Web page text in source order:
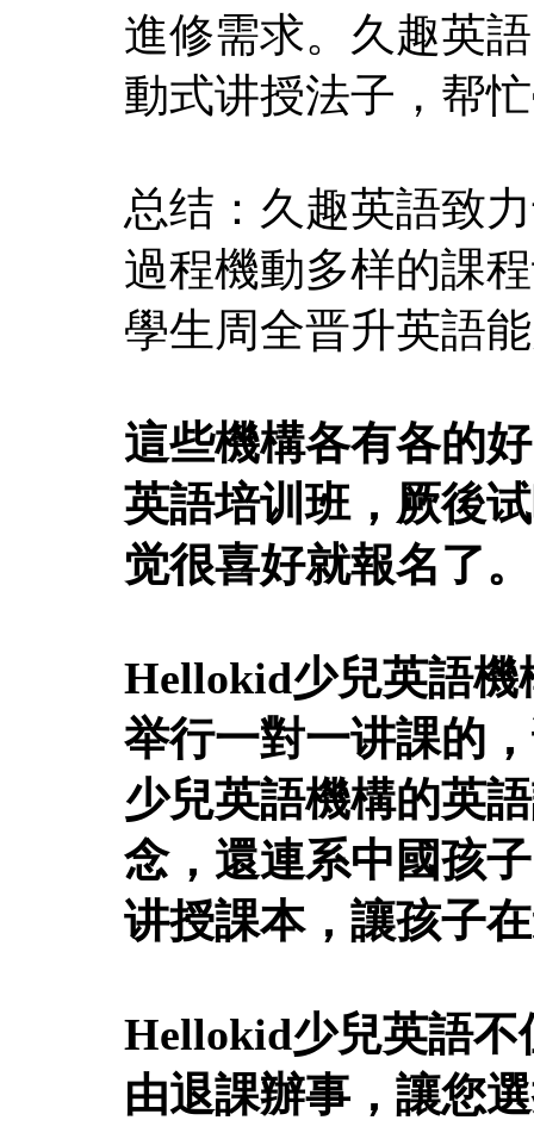
進修需求。久趣英
動式讲授法子，帮
总结：久趣英語致
過程機動多样的課
學生周全晋升英語
這些機構各有各的
英語培训班，厥後
觉很喜好就報名了。
Hellokid少兒英語機
举行一對一讲課的
少兒英語機構的英
念，還連系中國孩
讲授課本，讓孩子
Hellokid少兒英語不
由退課辦事，讓您